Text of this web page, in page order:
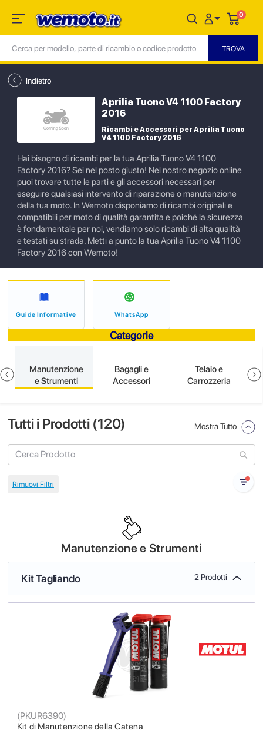
0
Indietro
Aprilia Tuono V4 1100 Factory
2016
Ricambi e Accessori per Aprilia Tuono
V4 1100 Factory 2016
Hai bisogno di ricambi per la tua Aprilia Tuono V4 1100
Factory 2016? Sei nel posto giusto! Nel nostro negozio online
puoi trovare tutte le parti e gli accessori necessari per
eseguire qualsiasi intervento di riparazione o manutenzione
della tua moto. In Wemoto disponiamo di ricambi originali e
compatibili per moto di qualità garantita e poiché la sicurezza
è fondamentale per noi, vendiamo solo ricambi di alta qualità
e testati su strada. Metti a punto la tua Aprilia Tuono V4 1100
Factory 2016 con Wemoto!
Guide Informative WhatsApp
Categorie
Manutenzione
e Strumenti
Bagagli e
Accessori
Telaio e
Carrozzeria
Tutti i Prodotti (120) Mostra Tutto
Manutenzione e Strumenti
Kit Tagliando 2 Prodotti
Kit di Manutenzione della Catena
(PKUR6390)